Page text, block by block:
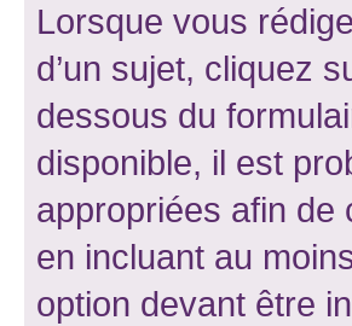
Lorsque vous
d’un sujet, cliquez
dessous du
disponible, il est
appropriées afin de
en incluant au
option devant être